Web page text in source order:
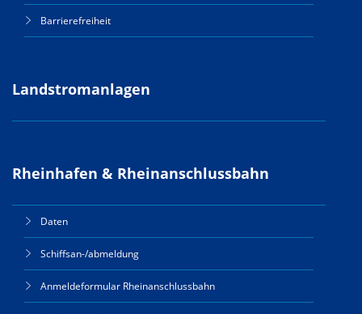
Barrierefreiheit
Landstromanlagen
Rheinhafen & Rheinanschlussbahn
Daten
Schiffsan-/abmeldung
Anmeldeformular Rheinanschlussbahn